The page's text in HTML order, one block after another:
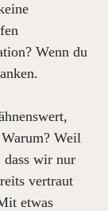
Wenn du
Weil
dass wir nur
vertraut
etwas